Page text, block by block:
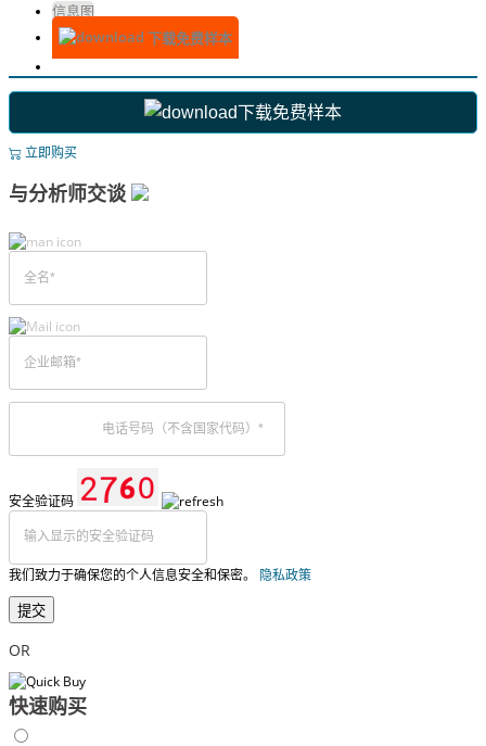
信息图
下载免费样本
下载免费样本
立即购买
与分析师交谈
安全验证码
我们致力于确保您的个人信息安全和保密。 隐私政策
提交
OR
快速购买